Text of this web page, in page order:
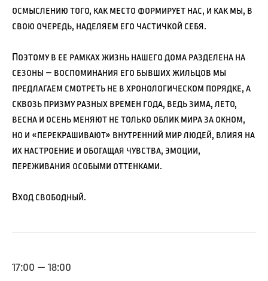
осмыслению того, как место формирует нас, и как мы, в
свою очередь, наделяем его частичкой себя.
Поэтому в ее рамках жизнь нашего дома разделена на
сезоны – воспоминания его бывших жильцов мы
предлагаем смотреть не в хронологическом порядке, а
сквозь призму разных времен года, ведь зима, лето,
весна и осень меняют не только облик мира за окном,
но и «перекрашивают» внутренний мир людей, влияя на
их настроение и обогащая чувства, эмоции,
переживания особыми оттенками.
Вход свободный.
17:00 — 18:00